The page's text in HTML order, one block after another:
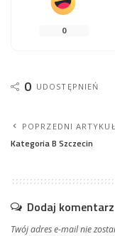
0
0 UDOSTĘPNIEŃ
POPRZEDNI ARTYKUŁ
Kategoria B Szczecin
Dodaj komentarz
Twój adres e-mail nie